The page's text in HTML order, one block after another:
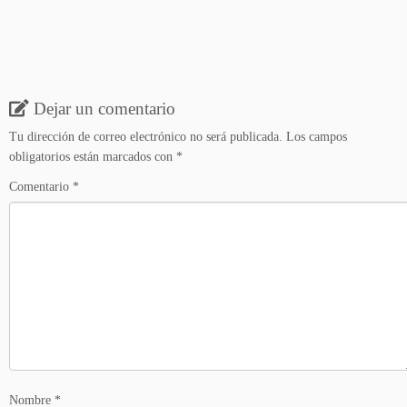
Dejar un comentario
Tu dirección de correo electrónico no será publicada. Los campos
obligatorios están marcados con *
Comentario *
Nombre *